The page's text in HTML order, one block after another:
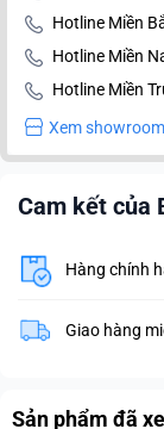
Hotline Miền
Hotline Miền
Hotline Miền
Xem
Cam kết của
Hàng chính
Giao hàng
Sản phẩm đã